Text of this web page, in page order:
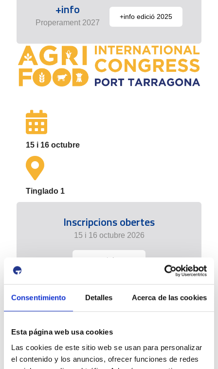
Consentimiento Detalles Acerca de las cookies
Esta página web usa cookies
Las cookies de este sitio web se usan para personalizar
el contenido y los anuncios, ofrecer funciones de redes
+info
Properament 2027
+info edició 2025
15 i 16 octubre
Tinglado 1
Inscripcions obertes
15 i 16 octubre 2026
+ info